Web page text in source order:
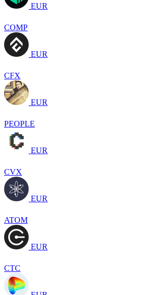
EUR
COMP
EUR
CFX
EUR
PEOPLE
EUR
CVX
EUR
ATOM
EUR
CTC